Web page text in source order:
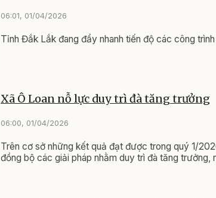
06:01, 01/04/2026
Tỉnh Đắk Lắk đang đẩy nhanh tiến độ các công
Xã Ô Loan nỗ lực duy trì đà tăng trưởng
06:00, 01/04/2026
Trên cơ sở những kết quả đạt được trong quý 1/
đồng bộ các giải pháp nhằm duy trì đà tăng trưởng,